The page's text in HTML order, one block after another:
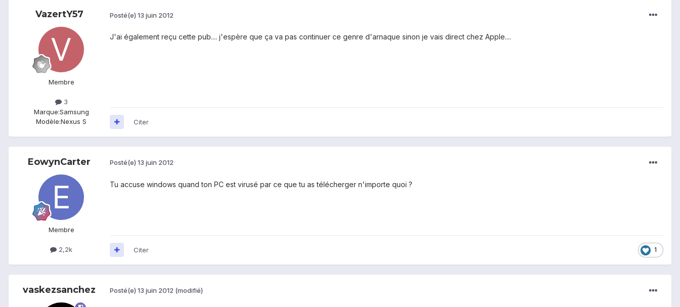
VazertY57
Membre
3
Marque:Samsung
Modèle:Nexus S
Posté(e) 13 juin 2012
J'ai également reçu cette pub.... j'espère que ça va pas continuer ce genre d'arnaque sinon je vais direct chez Apple....
Citer
EowynCarter
Membre
2,2k
Posté(e) 13 juin 2012
Tu accuse windows quand ton PC est virusé par ce que tu as télécherger n'importe quoi ?
1
Citer
vaskezsanchez Posté(e) 13 juin 2012 (modifié)